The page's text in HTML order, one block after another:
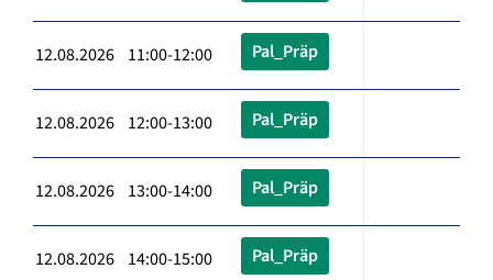
12.08.2026 11:00-12:00 Pal_Präp
12.08.2026 12:00-13:00 Pal_Präp
12.08.2026 13:00-14:00 Pal_Präp
12.08.2026 14:00-15:00 Pal_Präp